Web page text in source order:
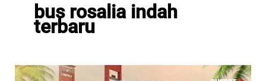
bus rosalia indah
terbaru